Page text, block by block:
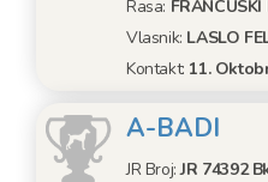
Rasa:
Vlasnik: LASLO
Kontakt: 11.
A-BADI
JR Broj:JR 74392